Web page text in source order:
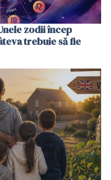
zodii încep
trebuie să fie